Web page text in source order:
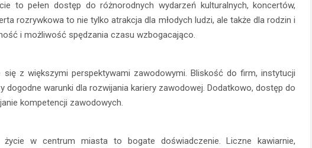
to pełen dostęp do różnorodnych wydarzeń kulturalnych, koncertów,
rozrywkowa to nie tylko atrakcja dla młodych ludzi, ale także dla rodzin i
i możliwość spędzania czasu wzbogacająco.
z większymi perspektywami zawodowymi. Bliskość do firm, instytucji
dogodne warunki dla rozwijania kariery zawodowej. Dodatkowo, dostęp do
kompetencji zawodowych.
życie w centrum miasta to bogate doświadczenie. Liczne kawiarnie,